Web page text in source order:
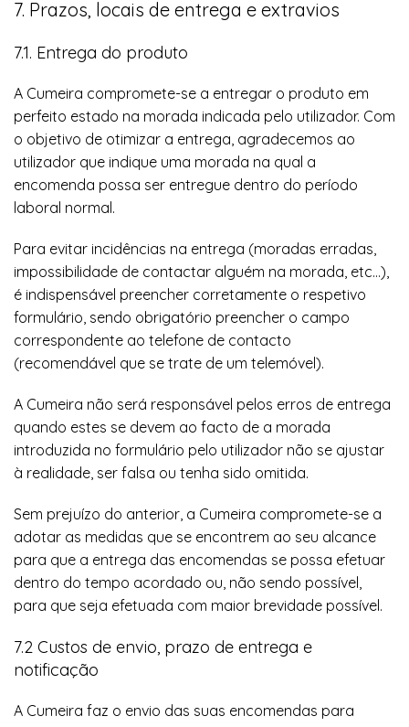
7. Prazos, locais de entrega e extravios
7.1. Entrega do produto
A Cumeira compromete-se a entregar o produto em
perfeito estado na morada indicada pelo utilizador. Com
o objetivo de otimizar a entrega, agradecemos ao
utilizador que indique uma morada na qual a
encomenda possa ser entregue dentro do período
laboral normal.
Para evitar incidências na entrega (moradas erradas,
impossibilidade de contactar alguém na morada, etc…),
é indispensável preencher corretamente o respetivo
formulário, sendo obrigatório preencher o campo
correspondente ao telefone de contacto
(recomendável que se trate de um telemóvel).
A Cumeira não será responsável pelos erros de entrega
quando estes se devem ao facto de a morada
introduzida no formulário pelo utilizador não se ajustar
à realidade, ser falsa ou tenha sido omitida.
Sem prejuízo do anterior, a Cumeira compromete-se a
adotar as medidas que se encontrem ao seu alcance
para que a entrega das encomendas se possa efetuar
dentro do tempo acordado ou, não sendo possível,
para que seja efetuada com maior brevidade possível.
7.2 Custos de envio, prazo de entrega e
notificação
A Cumeira faz o envio das suas encomendas para